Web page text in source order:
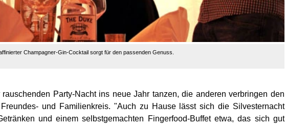
Champagner-Gin-Cocktail sorgt für den passenden Genuss.
Party-Nacht ins neue Jahr tanzen, die anderen verbringen den
und Familienkreis. "Auch zu Hause lässt sich die Silvesternacht
und einem selbstgemachten Fingerfood-Buffet etwa, das sich gut